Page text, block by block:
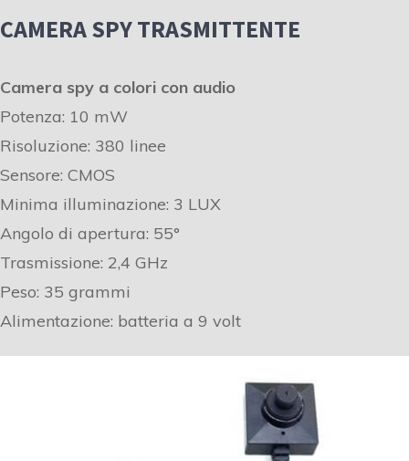
CAMERA SPY TRASMITTENTE
Camera spy a colori con audio
Potenza: 10 mW
Risoluzione: 380 linee
Sensore: CMOS
Minima illuminazione: 3 LUX
Angolo di apertura: 55°
Trasmissione: 2,4 GHz
Peso: 35 grammi
Alimentazione: batteria a 9 volt